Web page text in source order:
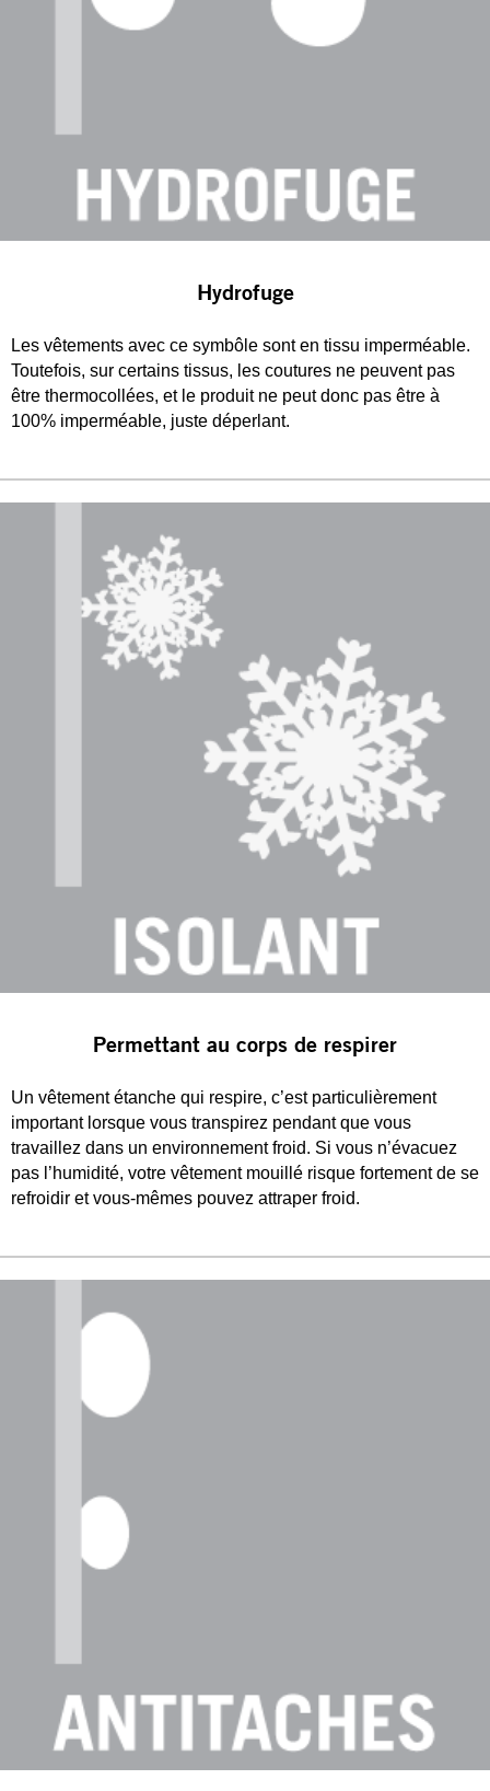
Hydrofuge
Les vêtements avec ce symbôle sont en tissu imperméable.
Toutefois, sur certains tissus, les coutures ne peuvent pas
être thermocollées, et le produit ne peut donc pas être à
100% imperméable, juste déperlant.
Permettant au corps de respirer
Un vêtement étanche qui respire, c’est particulièrement
important lorsque vous transpirez pendant que vous
travaillez dans un environnement froid. Si vous n’évacuez
pas l’humidité, votre vêtement mouillé risque fortement de se
refroidir et vous-mêmes pouvez attraper froid.